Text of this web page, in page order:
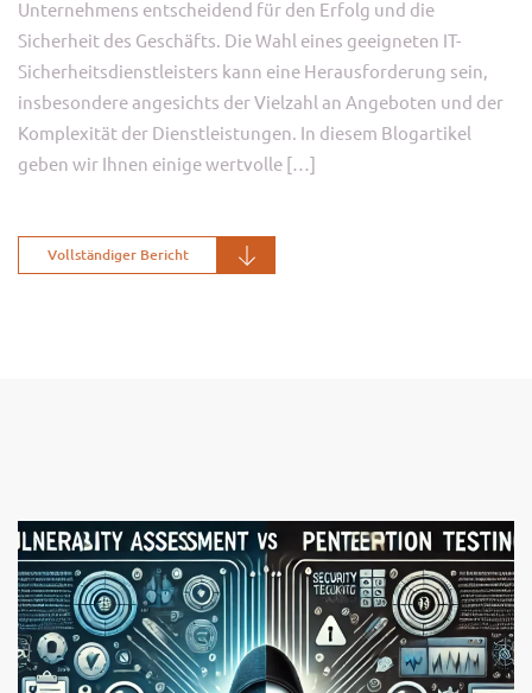
Unternehmens entscheidend für den Erfolg und die
Sicherheit des Geschäfts. Die Wahl eines geeigneten IT-
Sicherheitsdienstleisters kann eine Herausforderung sein,
insbesondere angesichts der Vielzahl an Angeboten und der
Komplexität der Dienstleistungen. In diesem Blogartikel
geben wir Ihnen einige wertvolle […]
Vollständiger Bericht